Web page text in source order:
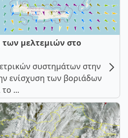
των μελτεμιών στο
συστημάτων στην
ενίσχυση των βοριάδων
...